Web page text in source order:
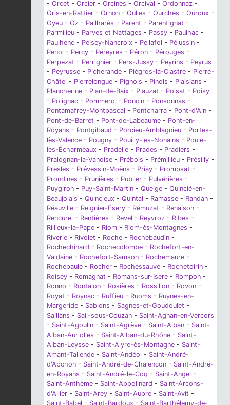
- Orcet - Orcier - Orcines - Orcival - Ordonnaz -
Oris-en-Rattier - Ornon - Oulles - Ourches - Ouroux -
Oyeu - Oz - Pailharès - Parent - Parentignat -
Parmilieu - Parves et Nattages - Passy - Paulhac -
Paulhenc - Peisey-Nancroix - Pellafol - Pélussin -
Penol - Percy - Péreyres - Péron - Pérouges -
Perpezat - Perrignier - Pers-Jussy - Peyrins - Peyrus
- Peyrusse - Picherande - Piégros-la-Clastre - Pierre-
Châtel - Pierrelongue - Pignols - Pinols - Plaisians -
Plancherine - Plan-de-Baix - Plauzat - Poisat - Poisy
- Polignac - Pommerol - Poncin - Ponsonnas -
Pontamafrey-Montpascal - Pontcharra - Pont-d'Ain -
Pont-de-Barret - Pont-de-Labeaume - Pont-en-
Royans - Pontgibaud - Porcieu-Amblagnieu - Portes-
lès-Valence - Pougny - Pouilly-les-Nonains - Poule-
les-Écharmeaux - Pradelle - Prades - Pradiers -
Pralognan-la-Vanoise - Prébois - Prémillieu - Présilly -
Presles - Prévessin-Moëns - Priay - Prompsat -
Prondines - Prunières - Publier - Pulvérières -
Puygiron - Puy-Saint-Martin - Queige - Quincié-en-
Beaujolais - Quincieux - Quintal - Ramasse - Randan -
Réauville - Reignier-Ésery - Rémuzat - Renaison -
Rencurel - Rentières - Revel - Reyvroz - Ribes -
Rillieux-la-Pape - Riom - Riom-ès-Montagnes -
Riverie - Rivolet - Roche - Rochebaudin -
Rochechinard - Rochecolombe - Rochefort-en-
Valdaine - Rochefort-Samson - Rochemaure -
Rochepaule - Rocher - Rochessauve - Rochetoirin -
Roisey - Romagnat - Romans-sur-Isère - Rompon -
Ronno - Rontalon - Rosières - Rossillon - Rovon -
Royat - Roynac - Ruffieu - Ruoms - Ruynes-en-
Margeride - Sablons - Sagnes-et-Goudoulet -
Saillans - Sail-sous-Couzan - Saint-Agnan-en-Vercors
- Saint-Agoulin - Saint-Agrève - Saint-Alban - Saint-
Alban-Auriolles - Saint-Alban-du-Rhône - Saint-
Alban-Leysse - Saint-Alyre-ès-Montagne - Saint-
Amant-Tallende - Saint-Andéol - Saint-André-
d'Apchon - Saint-André-de-Chalencon - Saint-André-
en-Royans - Saint-André-le-Coq - Saint-Angel -
Saint-Anthème - Saint-Appolinard - Saint-Arcons-
d'Allier - Saint-Arey - Saint-Aupre - Saint-Avit -
Saint-Babel - Saint-Bardoux - Saint-Barthélemy-de-